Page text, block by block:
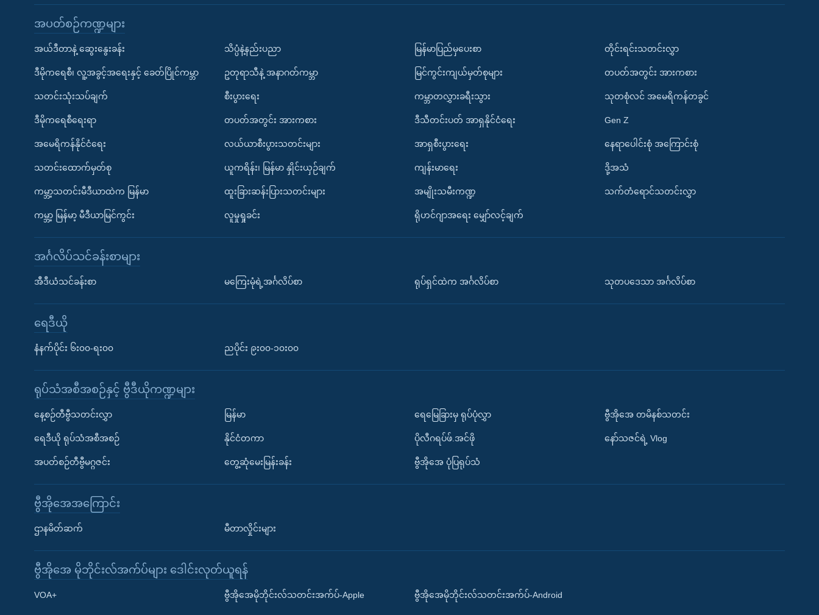
Learning English
အပတ်စဉ်ကဏ္ဍများ
အယ်ဒီတာနဲ့ ဆွေးနွေးခန်း
ဒီမိုကရေစီ၊ လူ့အခွင့်အရေးနှင့် ခေတ်ပြိုင်ကမ္ဘာ
သတင်းသုံးသပ်ချက်
ဒီမိုကရေစီရေးရာ
အမေရိကန်နိုင်ငံရေး
သတင်းထောက်မှတ်စု
ကမ္ဘာ့သတင်းမီဒီယာထဲက မြန်မာ
ကမ္ဘာ့ မြန်မာ့ မီဒီယာမြင်ကွင်း
သိပ္ပံနဲ့နည်းပညာ
ဥတုရာသီနဲ့ အနာဂတ်ကမ္ဘာ
စီးပွားရေး
တပတ်အတွင်း အားကစား
လယ်ယာစီးပွားသတင်းများ
ယူကရိန်း၊ မြန်မာ နှိုင်းယှဉ်ချက်
ထူးခြားဆန်းပြားသတင်းများ
လူမှုရှုခင်း
မြန်မာပြည်မှပေးစာ
မြင်ကွင်းကျယ်မှတ်စုများ
ကမ္ဘာတလွှားခရီးသွား
ဒီသီတင်းပတ် အာရှနိုင်ငံရေး
အာရှစီးပွားရေး
ကျန်းမာရေး
အမျိုးသမီးကဏ္ဍ
ရိုဟင်ဂျာအရေး မျှော်လင့်ချက်
တိုင်းရင်းသတင်းလွှာ
တပတ်အတွင်း အားကစား
သုတစုံလင် အမေရိကန်တခွင်
Gen Z
နေရာပေါင်းစုံ အကြောင်းစုံ
ဒို့အသံ
သက်တံရောင်သတင်းလွှာ
အင်္ဂလိပ်သင်ခန်းစာများ
အီဒီယံသင်ခန်းစာ မကြေးမုံရဲ့အင်္ဂလိပ်စာ ရုပ်ရှင်ထဲက အင်္ဂလိပ်စာ သုတပဒေသာ အင်္ဂလိပ်စာ
ရေဒီယို
နံနက်ပိုင်း ၆း၀၀-ရး၀၀ ညပိုင်း ၉း၀၀-၁၀း၀၀
ရုပ်သံအစီအစဉ်နှင့် ဗွီဒီယိုကဏ္ဍများ
နေ့စဉ်တီဗွီသတင်းလွှာ
ရေဒီယို ရုပ်သံအစီအစဉ်
အပတ်စဉ်တီဗွီမဂ္ဂဇင်း
မြန်မာ
နိုင်ငံတကာ
တွေ့ဆုံမေးမြန်းခန်း
ရေမြေခြားမှ ရုပ်ပုံလွှာ
ပိုလီဂရပ်ဖ်.အင်ဖို
ဗွီအိုအေ ပုံပြရုပ်သံ
ဗွီအိုအေ တမိနစ်သတင်း
နော်သဇင်ရဲ့ Vlog
ဗွီအိုအေအကြောင်း
ဌာနမိတ်ဆက် မီတာလှိုင်းများ
ဗွီအိုအေ မိုဘိုင်းလ်အက်ပ်များ ဒေါင်းလုတ်ယူရန်
VOA+ ဗွီအိုအေမိုဘိုင်းလ်သတင်းအက်ပ်-Apple ဗွီအိုအေမိုဘိုင်းလ်သတင်းအက်ပ်-Android